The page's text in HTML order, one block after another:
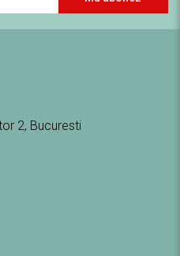
2, Bucuresti